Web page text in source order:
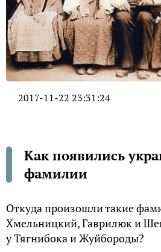
2017-11-22 23:31:24
Как появились
фамилии
Откуда произошли такие
Хмельницкий, Гаврилюк и
у Тягнибока и Жуйбороды?